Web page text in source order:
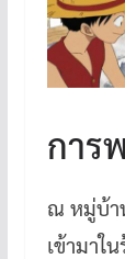
การ
ณ หมู่บ้า
เข้ามาใ